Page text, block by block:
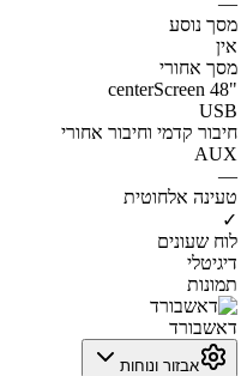
מסך נוסע
אין
מסך אחורי
centerScreen 48"
USB
חיבור קדמי וחיבור אחורי
AUX
—
טעינה אלחוטית
✓
לוח שעונים
דיגיטלי
תמונות
דאשבורד
אבזור ונוחות